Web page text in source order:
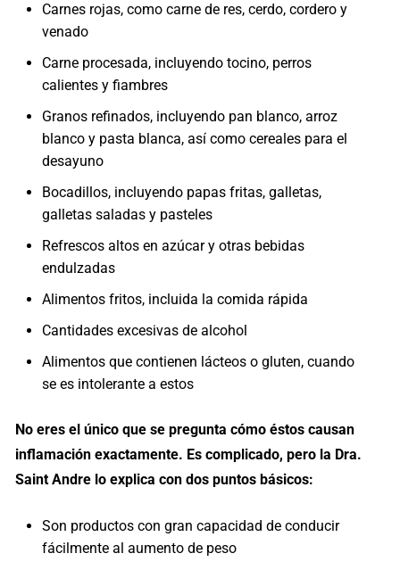
Carnes rojas, como carne de res, cerdo, cordero y
venado
Carne procesada, incluyendo tocino, perros
calientes y fiambres
Granos refinados, incluyendo pan blanco, arroz
blanco y pasta blanca, así como cereales para el
desayuno
Bocadillos, incluyendo papas fritas, galletas,
galletas saladas y pasteles
Refrescos altos en azúcar y otras bebidas
endulzadas
Alimentos fritos, incluida la comida rápida
Cantidades excesivas de alcohol
Alimentos que contienen lácteos o gluten, cuando
se es intolerante a estos
No eres el único que se pregunta cómo éstos causan
inflamación exactamente. Es complicado, pero la Dra.
Saint Andre lo explica con dos puntos básicos:
Son productos con gran capacidad de conducir
fácilmente al aumento de peso